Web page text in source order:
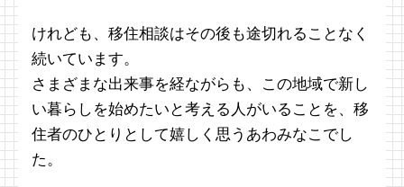
けれども、移住相談はその後も途切れることなく
続いています。
さまざまな出来事を経ながらも、この地域で新し
い暮らしを始めたいと考える人がいることを、移
住者のひとりとして嬉しく思うあわみなこでし
た。